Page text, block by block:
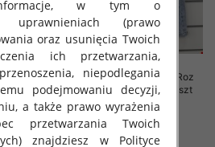
Roz
szt
Rybaczki damskie jeansy Roz
XS-XL, 1 Kolor Paczka 10 szt
52.00 zł
informacje, w tym o
uprawnieniach (prawo
oraz usunięcia Twoich
ich przetwarzania,
niepodlegania
podejmowaniu decyzji,
a także prawo wyrażenia
przetwarzania Twoich
znajdziesz w Polityce